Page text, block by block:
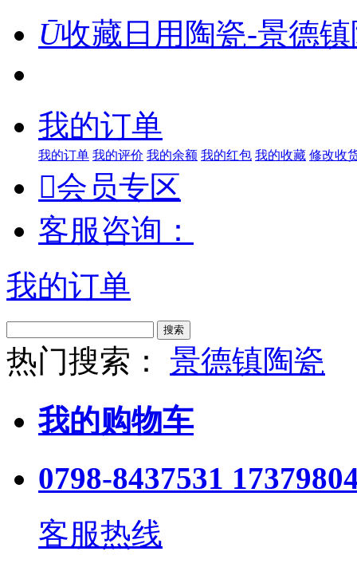
Ū收藏日用陶瓷-景德
我的订单
我的订单 我的评价 我的余额 我的红包 我的收藏 修改收
会员专区
客服咨询：
我的订单
搜索
热门搜索：
景德镇陶瓷
我的购物车
0798-8437531
客服热线